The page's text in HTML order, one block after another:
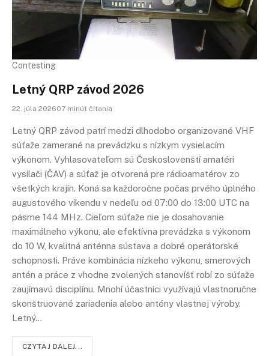
Contesting
Letný QRP závod 2026
22. júla 202607 minút čítania
Letný QRP závod patrí medzi dlhodobo organizované VHF
súťaže zamerané na prevádzku s nízkym vysielacím
výkonom. Vyhlasovateľom sú Českoslovenští amatéri
vysílači (ČAV) a súťaž je otvorená pre rádioamatérov zo
všetkých krajín. Koná sa každoročne počas prvého úplného
augustového víkendu v nedeľu od 07:00 do 13:00 UTC na
pásme 144 MHz. Cieľom súťaže nie je dosahovanie
maximálneho výkonu, ale efektívna prevádzka s výkonom
do 10 W, kvalitná anténna sústava a dobré operátorské
schopnosti. Práve kombinácia nízkeho výkonu, smerových
antén a práce z vhodne zvolených stanovíšť robí zo súťaže
zaujímavú disciplínu. Mnohí účastníci využívajú vlastnoručne
skonštruované zariadenia alebo antény vlastnej výroby.
Letný…
CZYTAJ DALEJ...